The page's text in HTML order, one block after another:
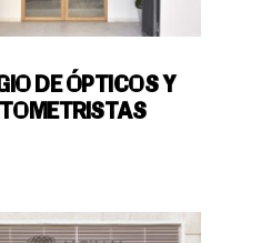
DE ÓPTICOS Y